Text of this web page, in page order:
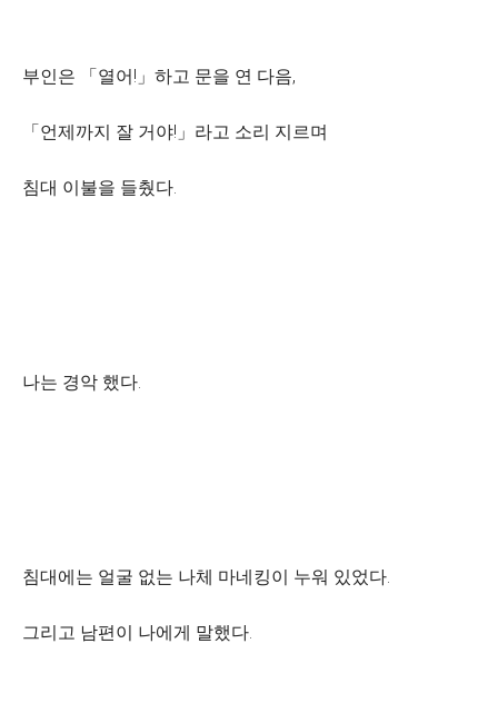
부인은 「열어!」하고 문을 연 다음,
「언제까지 잘 거야!」라고 소리 지르며
침대 이불을 들췄다.
나는 경악 했다.
침대에는 얼굴 없는 나체 마네킹이 누워 있었다.
그리고 남편이 나에게 말했다.